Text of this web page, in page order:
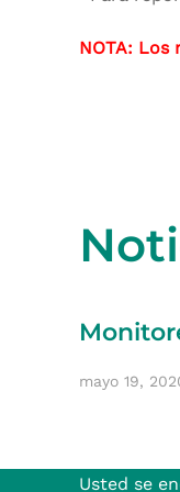
NOTA:
mayo 19,
Usted se